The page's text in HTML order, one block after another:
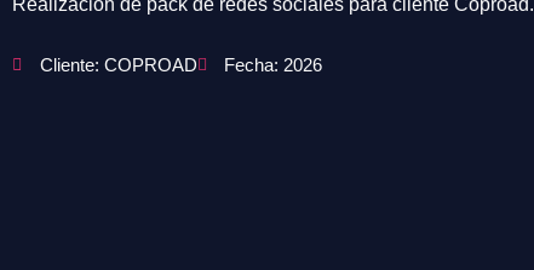
Realización de pack de redes sociales para cliente Coproad.
Cliente: COPROAD Fecha: 2026